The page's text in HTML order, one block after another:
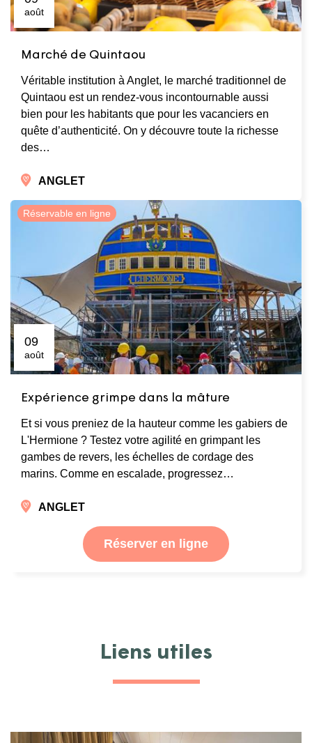
août
Marché de Quintaou
Véritable institution à Anglet, le marché traditionnel de
Quintaou est un rendez-vous incontournable aussi
bien pour les habitants que pour les vacanciers en
quête d’authenticité. On y découvre toute la richesse
des…
ANGLET
Réservable en ligne
09
août
Expérience grimpe dans la mâture
Et si vous preniez de la hauteur comme les gabiers de
L'Hermione ? Testez votre agilité en grimpant les
gambes de revers, les échelles de cordage des
marins. Comme en escalade, progressez…
ANGLET
Réserver en ligne
Liens utiles